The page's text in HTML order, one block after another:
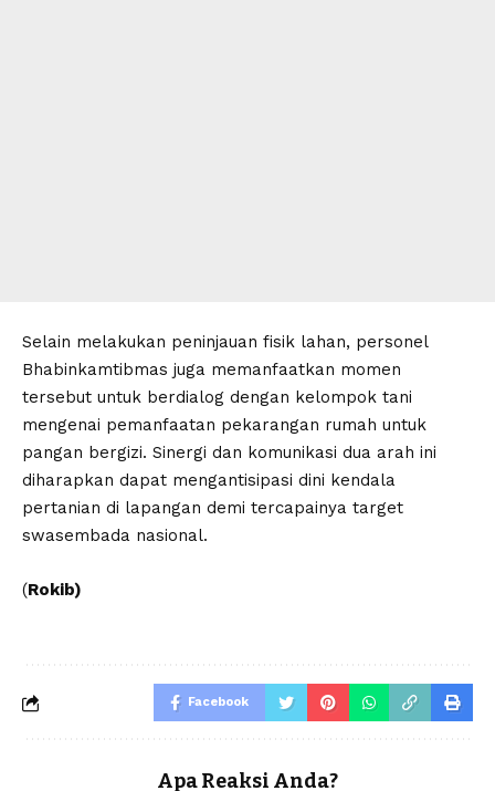
Selain melakukan peninjauan fisik lahan, personel
Bhabinkamtibmas juga memanfaatkan momen
tersebut untuk berdialog dengan kelompok tani
mengenai pemanfaatan pekarangan rumah untuk
pangan bergizi. Sinergi dan komunikasi dua arah ini
diharapkan dapat mengantisipasi dini kendala
pertanian di lapangan demi tercapainya target
swasembada nasional.
(Rokib)
Facebook
Apa Reaksi Anda?